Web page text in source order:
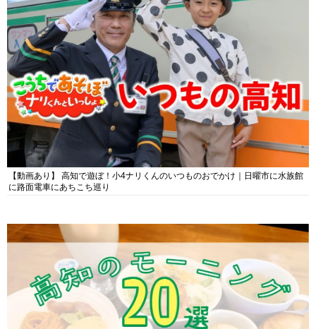
【動画あり】 高知で遊ぼ！小4ナリくんのいつものおでかけ｜日曜市に水族館
に路面電車にあちこち巡り